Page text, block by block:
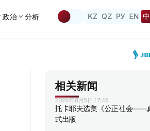
政治 分析 KZ QZ РУ EN
相关新闻
2026年8月5日 17:45
托卡耶夫选集《公正社会——
式出版